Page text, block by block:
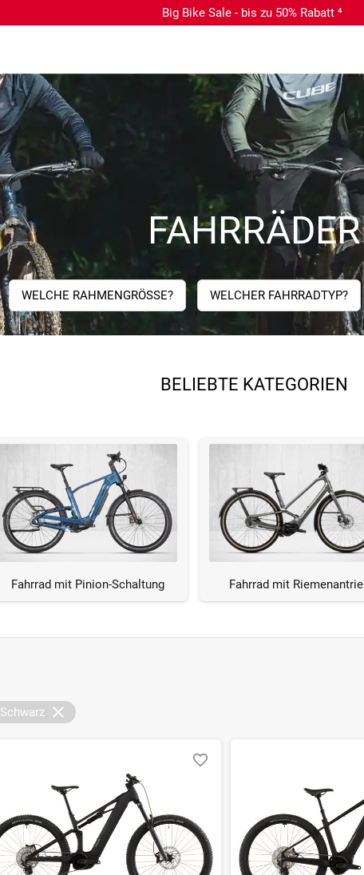
Big Bike Sale - bis zu 50% Rabatt ⁴
FAHRRÄDER
WELCHE RAHMENGRÖSSE? WELCHER FAHRRADTYP?
BELIEBTE KATEGORIEN
Fahrrad mit Pinion-Schaltung Fahrrad mit
Schwarz